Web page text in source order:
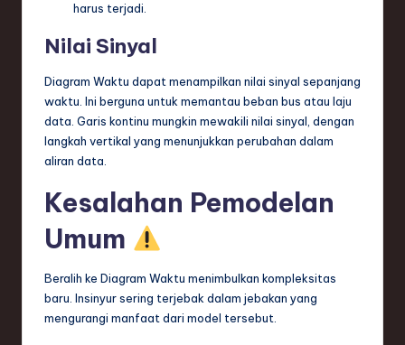
harus terjadi.
Nilai Sinyal
Diagram Waktu dapat menampilkan nilai sinyal sepanjang
waktu. Ini berguna untuk memantau beban bus atau laju
data. Garis kontinu mungkin mewakili nilai sinyal, dengan
langkah vertikal yang menunjukkan perubahan dalam
aliran data.
Kesalahan Pemodelan
Umum
Beralih ke Diagram Waktu menimbulkan kompleksitas
baru. Insinyur sering terjebak dalam jebakan yang
mengurangi manfaat dari model tersebut.